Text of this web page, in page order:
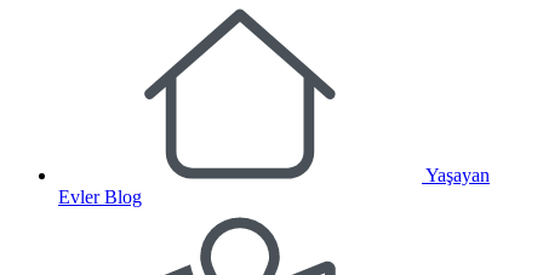
Yaşayan
Evler Blog